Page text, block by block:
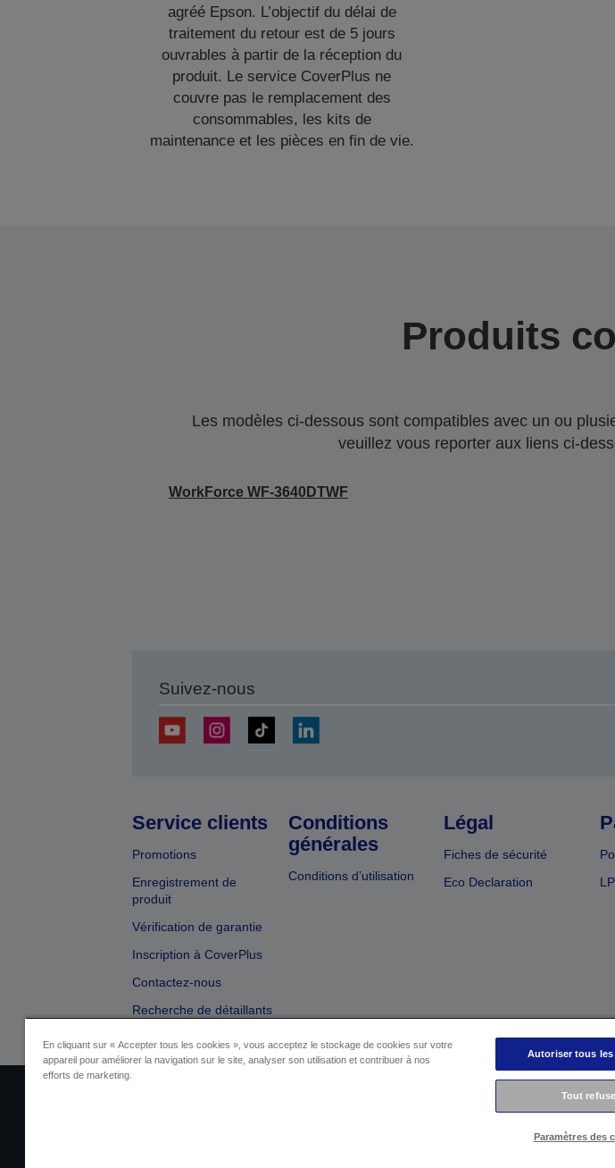
agréé Epson. L’objectif du délai de
traitement du retour est de 5 jours
ouvrables à partir de la réception du
produit. Le service CoverPlus ne
couvre pas le remplacement des
consommables, les kits de
maintenance et les pièces en fin de vie.
Produits
Les modèles ci-dessous sont compatibles avec un ou
veuillez vous reporter aux liens ci-
WorkForce WF-3640DTWF
Suivez-nous
Service clients
Promotions
Enregistrement de
produit
Vérification de garantie
Inscription à CoverPlus
Contactez-nous
Recherche de détaillants
Conditions
générales
Conditions d’utilisation
Légal
Fiches de sécurité
Eco Declaration
En cliquant sur « Accepter tous les cookies », vous acceptez le stockage de cookies sur votre
appareil pour améliorer la navigation sur le site, analyser son utilisation et contribuer à nos
efforts de marketing.
Autoriser tous
Tout
Paramètres des